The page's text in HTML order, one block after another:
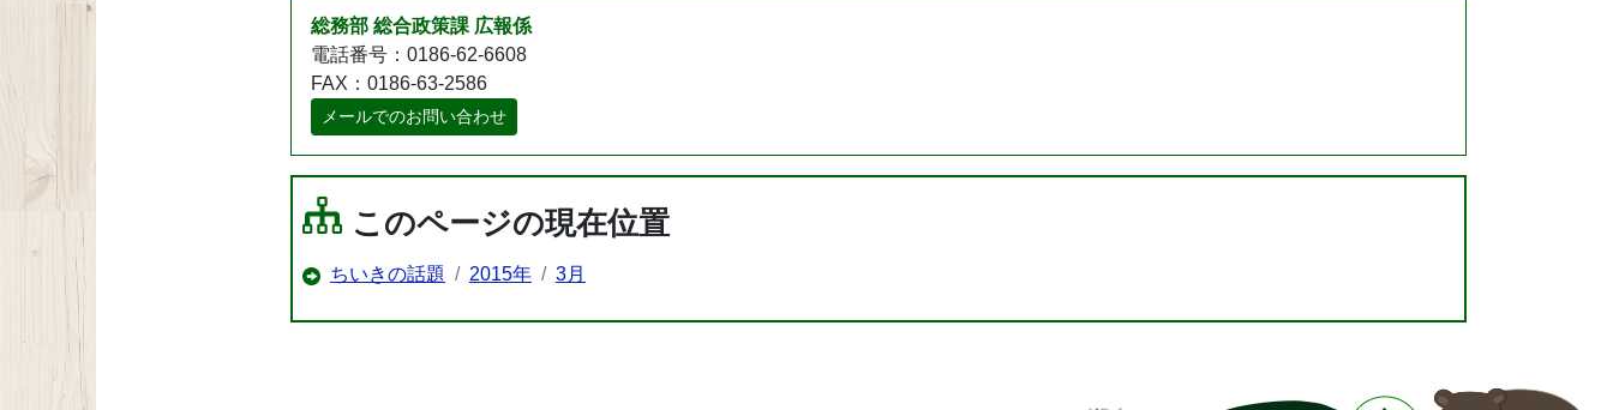
総務部 総合政策課 広報係
電話番号：0186-62-6608
FAX：0186-63-2586
メールでのお問い合わせ
このページの現在位置
ちいきの話題 2015年 3月